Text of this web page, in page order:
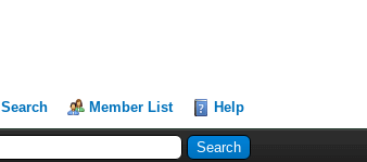
Search Member List Help